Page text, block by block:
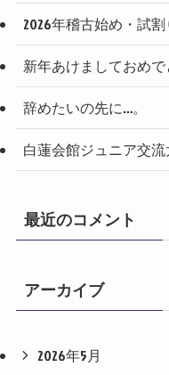
2026年稽古始め・試
新年あけましておめで
辞めたいの先に…。
白蓮会館ジュニア交
最近のコメント
アーカイブ
2026年5月